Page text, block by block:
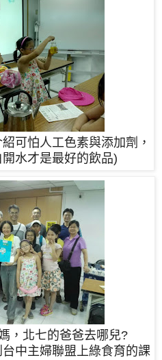
紹可怕人工色素與添加劑，
開水才是最好的飲品)
，北七的爸爸去哪兒?
中主婦聯盟上綠食育的課